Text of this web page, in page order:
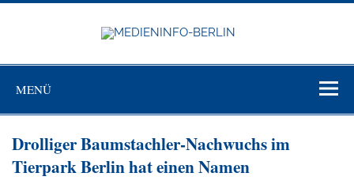
Zum
MENÜ
Drolliger Baumstachler-Nachwuchs im
Tierpark Berlin hat einen Namen